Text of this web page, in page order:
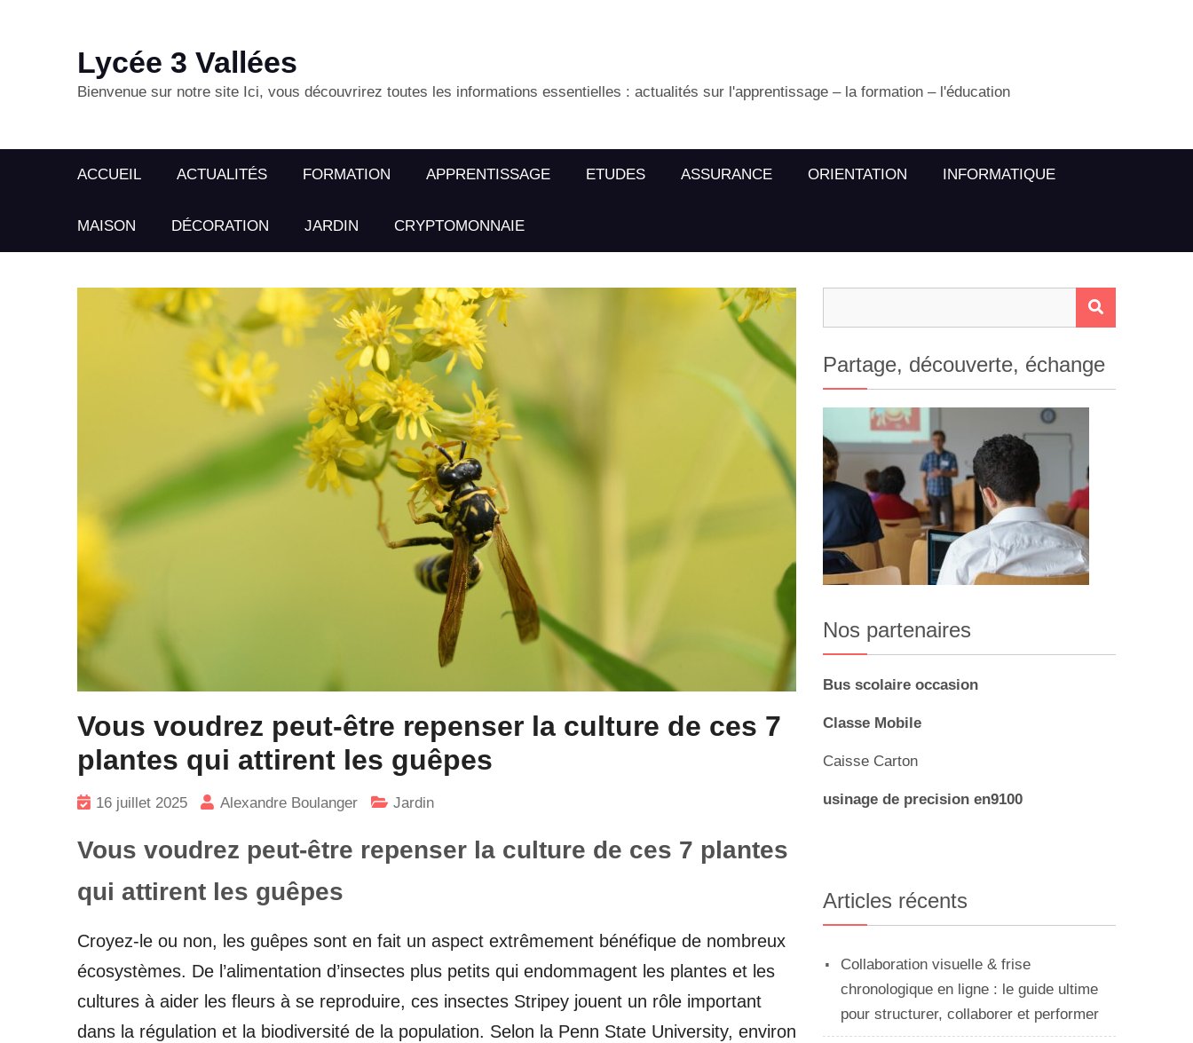
Lycée 3 Vallées
Bienvenue sur notre site Ici, vous découvrirez toutes les informations essentielles : actualités sur l'apprentissage – la formation – l'éducation
ACCUEIL ACTUALITÉS FORMATION APPRENTISSAGE ETUDES ASSURANCE ORIENTATION INFORMATIQUE
MAISON DÉCORATION JARDIN CRYPTOMONNAIE
Vous voudrez peut-être repenser la culture de ces 7
plantes qui attirent les guêpes
16 juillet 2025 Alexandre Boulanger Jardin
Vous voudrez peut-être repenser la culture de ces 7 plantes
qui attirent les guêpes
Croyez-le ou non, les guêpes sont en fait un aspect extrêmement bénéfique de nombreux
écosystèmes. De l’alimentation d’insectes plus petits qui endommagent les plantes et les
cultures à aider les fleurs à se reproduire, ces insectes Stripey jouent un rôle important
dans la régulation et la biodiversité de la population. Selon la Penn State University, environ
Partage, découverte, échange
Nos partenaires
Bus scolaire occasion
Classe Mobile
Caisse Carton
usinage de precision en9100
Articles récents
Collaboration visuelle & frise
chronologique en ligne : le guide ultime
pour structurer, collaborer et performer